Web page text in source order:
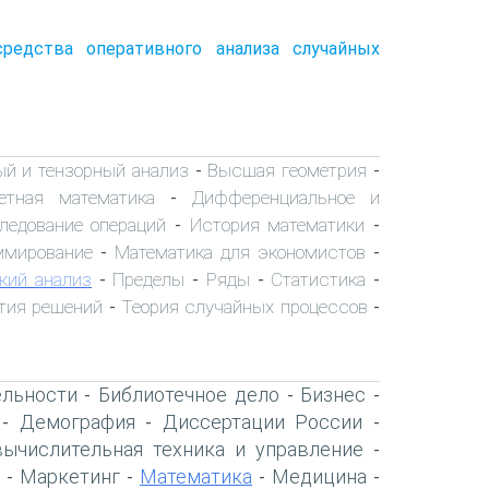
оперативного анализа случайных
и тензорный анализ - Высшая геометрия -
математика - Дифференциальное и
операций - История математики -
- Математика для экономистов -
анализ - Пределы - Ряды - Статистика -
решений - Теория случайных процессов -
- Библиотечное дело - Бизнес -
- Демография - Диссертации России -
техника и управление -
- Маркетинг - Математика - Медицина -